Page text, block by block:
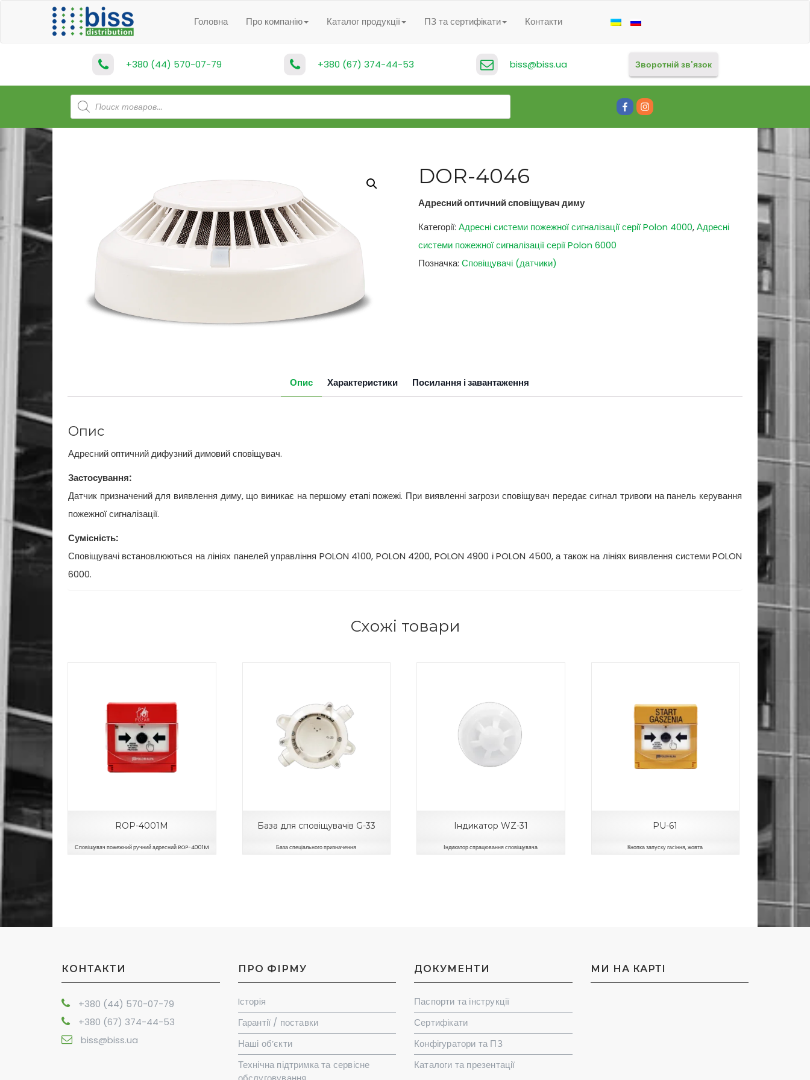
Головна Про компанію Каталог продукції ПЗ та сертифікати Контакти
+380 (44) 570-07-79 +380 (67) 374-44-53 biss@biss.ua Зворотній зв'язок
Products
search
FacebookInstagram
DOR-4046
Адресний оптичний сповіщувач диму
Категорії:Адресні системи пожежної сигналізації серії Polon 4000,Адресні
системи пожежної сигналізації серії Polon 6000
Позначка:Сповіщувачі (датчики)
Опис Характеристики Посилання і завантаження
Опис
Адресний оптичний дифузний димовий сповіщувач.
Застосування:
Датчик призначений для виявлення диму, що виникає на першому етапі пожежі. При виявленні загрози сповіщувач передає сигнал тривоги на панель керування
пожежної сигналізації.
Сумісність:
Сповіщувачі встановлюються на лініях панелей управління POLON 4100, POLON 4200, POLON 4900 і POLON 4500, а також на лініях виявлення системи POLON
6000.
Схожі товари
ROP-4001M
Сповіщувач пожежний ручний адресний ROP-4001M
База для сповіщувачів G-33
База спеціального призначення
Індикатор WZ-31
Індикатор спрацювання сповіщувача
PU-61
Кнопка запуску гасіння, жовта
КОНТАКТИ
+380 (44) 570-07-79
+380 (67) 374-44-53
biss@biss.ua
ПРО ФІРМУ
Iсторiя
Гарантії / поставки
Наші об’єкти
Технічна підтримка та сервісне
ДОКУМЕНТИ
Паспорти та інструкції
Сертифікати
Конфігуратори та ПЗ
Каталоги та презентації
МИ НА КАРТI